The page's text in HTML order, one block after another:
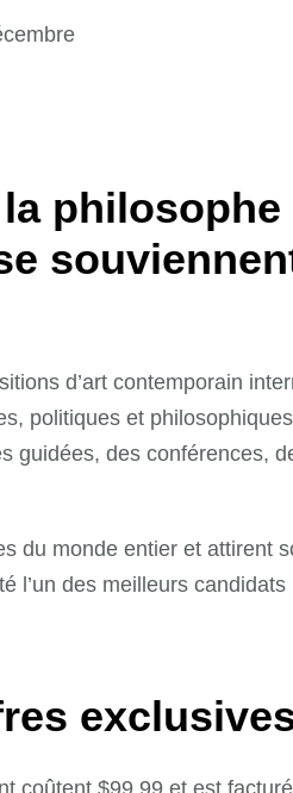
philosophe
d’art contemporain
politiques et
guidées, des conférences,
du monde entier et attirent
l’un des meilleurs
coûtent $99.99 et est